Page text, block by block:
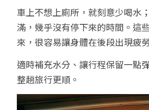
車上不想上廁所，就刻意少喝水
滿，幾乎沒有停下來的時間。這
來，很容易讓身體在後段出現疲
適時補充水分、讓行程保留一點
整趟旅行更順。